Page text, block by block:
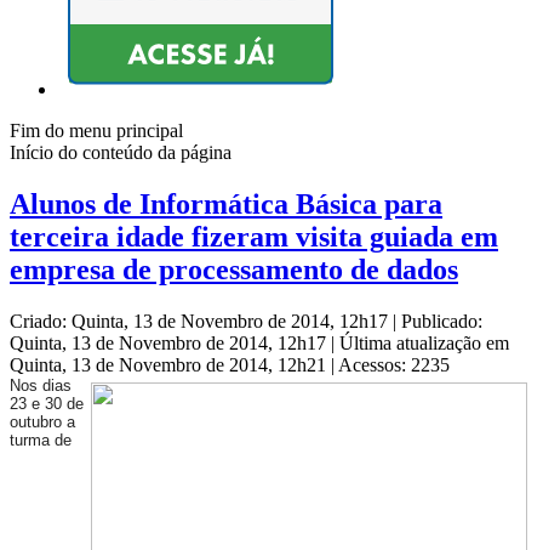
Fim do menu principal
Início do conteúdo da página
Alunos de Informática Básica para
terceira idade fizeram visita guiada em
empresa de processamento de dados
Criado: Quinta, 13 de Novembro de 2014, 12h17 | Publicado:
Quinta, 13 de Novembro de 2014, 12h17 | Última atualização em
Quinta, 13 de Novembro de 2014, 12h21 | Acessos: 2235
Nos dias
23 e 30 de
outubro a
turma de